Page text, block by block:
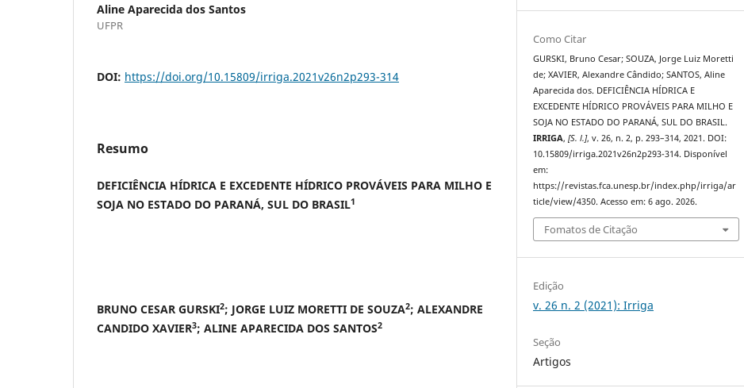
Aline Aparecida dos Santos
UFPR
DOI: https://doi.org/10.15809/irriga.2021v26n2p293-314
Resumo
DEFICIÊNCIA HÍDRICA E EXCEDENTE HÍDRICO PROVÁVEIS PARA MILHO E
SOJA NO ESTADO DO PARANÁ, SUL DO BRASIL1
BRUNO CESAR GURSKI2; JORGE LUIZ MORETTI DE SOUZA2; ALEXANDRE
CANDIDO XAVIER3; ALINE APARECIDA DOS SANTOS2
Como Citar
GURSKI, Bruno Cesar; SOUZA, Jorge Luiz Moretti
de; XAVIER, Alexandre Cândido; SANTOS, Aline
Aparecida dos. DEFICIÊNCIA HÍDRICA E
EXCEDENTE HÍDRICO PROVÁVEIS PARA MILHO E
SOJA NO ESTADO DO PARANÁ, SUL DO BRASIL.
IRRIGA,[S. l.], v. 26, n. 2, p. 293–314, 2021. DOI:
10.15809/irriga.2021v26n2p293-314. Disponível
em:
https://revistas.fca.unesp.br/index.php/irriga/ar
ticle/view/4350. Acesso em: 6 ago. 2026.
Fomatos de Citação
Edição
v. 26 n. 2 (2021): Irriga
Seção
Artigos